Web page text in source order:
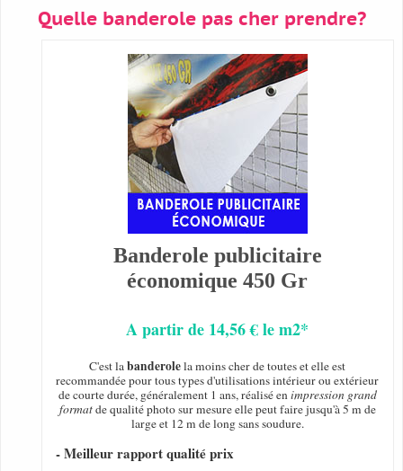
Quelle banderole pas cher prendre?
Banderole publicitaire
économique 450 Gr
A partir de 14,56 € le m2*
C'est labanderolela moins cher de toutes et elle est
recommandée pour tous types d'utilisations intérieur ou extérieur
de courte durée, généralement 1 ans, réalisé enimpression grand
formatde qualité photo sur mesure elle peut faire jusqu'à 5 m de
large et 12 m de long sans soudure.
- Meilleur rapport qualité prix